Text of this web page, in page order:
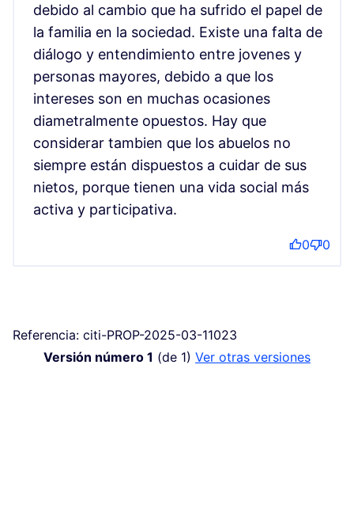
debido al cambio que ha sufrido el papel de
la familia en la sociedad. Existe una falta de
diálogo y entendimiento entre jovenes y
personas mayores, debido a que los
intereses son en muchas ocasiones
diametralmente opuestos. Hay que
considerar tambien que los abuelos no
siempre están dispuestos a cuidar de sus
nietos, porque tienen una vida social más
activa y participativa.
0 0
Referencia: citi-PROP-2025-03-11023
Versión número 1 (de 1) ver otras versiones